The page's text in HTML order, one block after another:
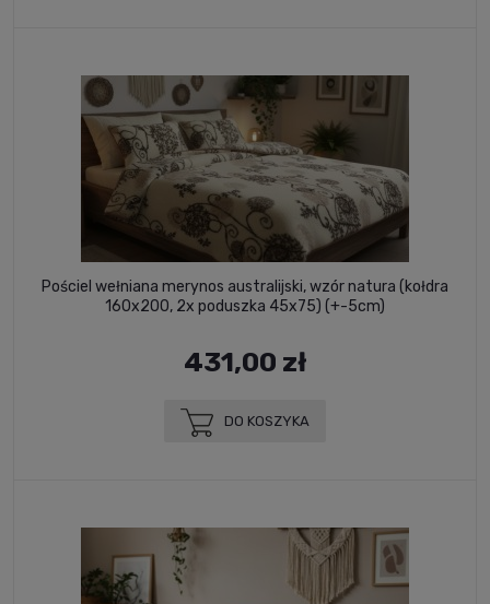
Pościel wełniana merynos australijski, wzór natura (kołdra
160x200, 2x poduszka 45x75) (+-5cm)
431,00 zł
DO KOSZYKA